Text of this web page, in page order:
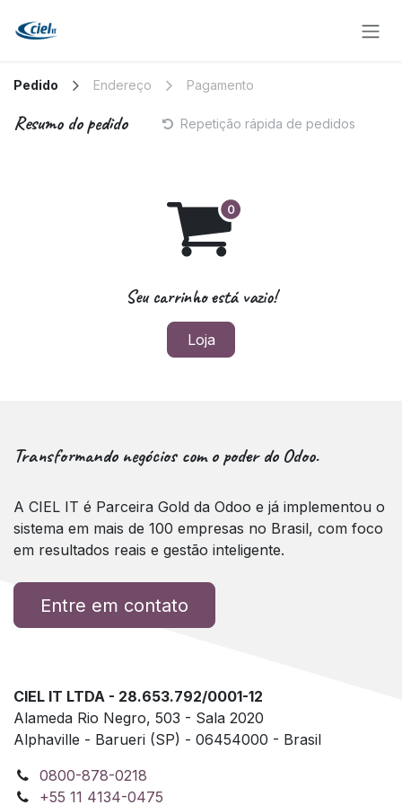
Pedido Endereço Pagamento
Resumo do pedido Repetição rápida de pedidos
Seu carrinho está vazio!
Loja
Transformando negócios com o poder do Odoo.
A CIEL IT é Parceira Gold da Odoo e já implementou o
sistema em mais de 100 empresas no Brasil, com foco
em resultados reais e gestão inteligente.
Entre em contato
CIEL IT LTDA - 28.653.792/0001-12
Alameda Rio Negro, 503 - Sala 2020
Alphaville - Barueri (SP) - 06454000 - Brasil
0800-878-0218
+55 11 4134-0475